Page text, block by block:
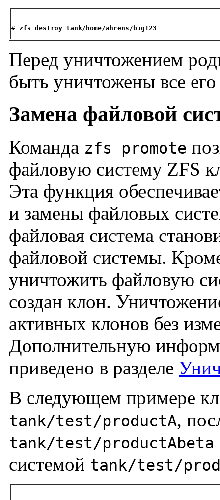
# zfs destroy tank/home/ahrens/bug123
Перед уничтожением
быть уничтожены все
Замена файловой
Команда zfs promote
файловую систему ZFS
Эта функция
и замены файловых
файловая система
файловой системы.
уничтожить файловую
создан клон.
активных клонов без
Дополнительную
приведено в разделе
В следующем примере
tank/test/productA,
tank/test/productAbeta
системой tank/test/